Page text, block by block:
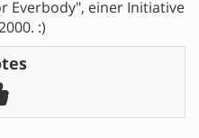
Everbody", einer Initiative
:)